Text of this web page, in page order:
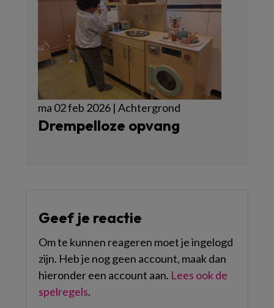
ma 02 feb 2026 | Achtergrond
Drempelloze opvang
Geef je reactie
Om te kunnen reageren moet je ingelogd
zijn. Heb je nog geen account, maak dan
hieronder een account aan. Lees ook de
spelregels.